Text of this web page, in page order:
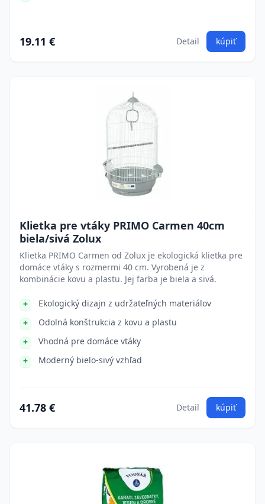
19.11 € Detail kúpiť
Klietka pre vtáky PRIMO Carmen 40cm
biela/sivá Zolux
Klietka PRIMO Carmen od Zolux je ekologická klietka pre
domáce vtáky s rozmermi 40 cm. Vyrobená je z
kombinácie kovu a plastu. Jej farba je biela a sivá.
Ekologický dizajn z udržateľných materiálov
Odolná konštrukcia z kovu a plastu
Vhodná pre domáce vtáky
Moderný bielo-sivý vzhľad
41.78 € Detail kúpiť